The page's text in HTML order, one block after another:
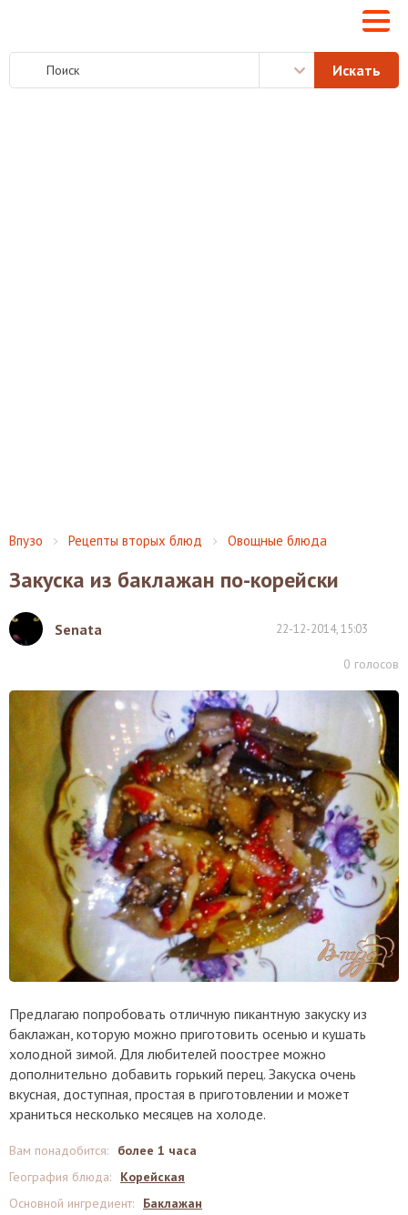
Впузо Рецепты вторых блюд Овощные блюда
Закуска из баклажан по-корейски
Senata 22-12-2014, 15:03
0 голосов
Предлагаю попробовать отличную пикантную закуску из
баклажан, которую можно приготовить осенью и кушать
холодной зимой. Для любителей поострее можно
дополнительно добавить горький перец. Закуска очень
вкусная, доступная, простая в приготовлении и может
храниться несколько месяцев на холоде.
Вам понадобится:
более 1 часа
География блюда:
Корейская
Основной ингредиент:
Баклажан